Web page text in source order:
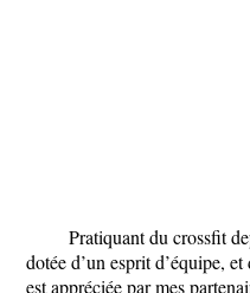
Pratiquant du crossfit
dotée d’un esprit d’équipe,
est appréciée par mes